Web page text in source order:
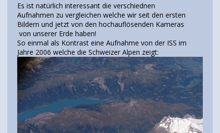
Es ist natürlich interessant die verschiednen
Aufnahmen zu vergleichen welche wir seit den ersten
Bildern und jetzt von den hochauflösenden Kameras
von unserer Erde haben!
So einmal als Kontrast eine Aufnahme von der ISS im
Jahre 2006 welche die Schweizer Alpen zeigt: